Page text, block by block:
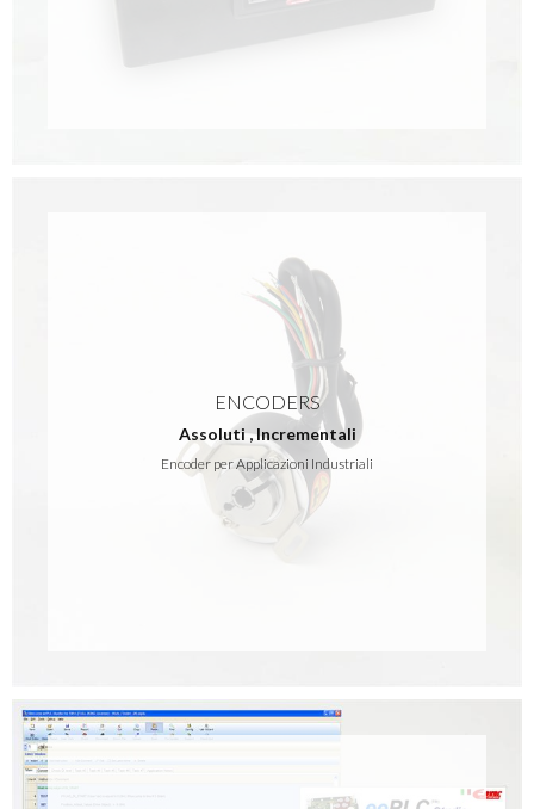
ENCODERS
Assoluti,Incrementali
Encoder per Applicazioni Industriali